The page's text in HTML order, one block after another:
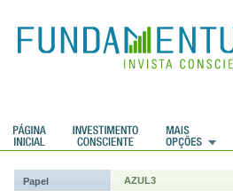
Papel AZUL3